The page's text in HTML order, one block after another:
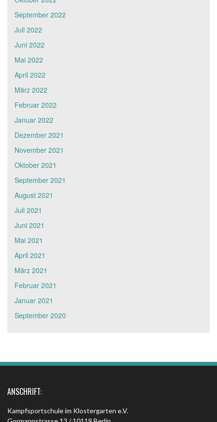
September 2022
Juli 2022
Juni 2022
Mai 2022
April 2022
März 2022
Februar 2022
Januar 2022
Dezember 2021
November 2021
Oktober 2021
September 2021
August 2021
Juli 2021
Juni 2021
Mai 2021
April 2021
März 2021
Februar 2021
Januar 2021
September 2020
ANSCHRIFT:
Kampfsportschule im Klostergarten e.V.